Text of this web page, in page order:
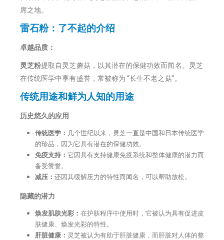
席之地。
雷石粉：了不起的介绍
卓越品质：
灵芝粉提取自灵芝蘑菇，以其潜在的保健功效而闻名。灵芝
在传统医学中享有盛誉，常被称为 “长生不老之菇”。
传统用途和鲜为人知的用途
历史悠久的应用
传统医学： 几个世纪以来，灵芝一直是中国和日本传统医学
的珍品，因为它具有潜在的保健功效。
免疫支持： 它因具有支持健康免疫系统和整体健康的潜力而
备受赞誉。
减压： 还因其缓解压力的特性而闻名，可以帮助放松。
隐藏的潜力
焕发肌肤光彩： 在护肤程序中使用时，它被认为具有促进皮
肤健康、焕发光彩的特性。
肝脏健康： 灵芝被认为有助于肝脏健康，而肝脏对人体的整